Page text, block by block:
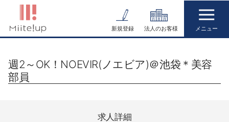
テ
新規登録 法人のお客様
週2～OK！NOEVIR(ノエビア)＠池袋＊美容
部員
求人詳細